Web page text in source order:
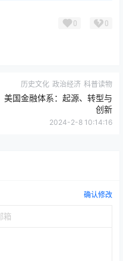
0 0
历史文化 政治经济 科普读物
美国金融体系：起源、转型与
创新
2024-2-8 10:14:16
确认修改